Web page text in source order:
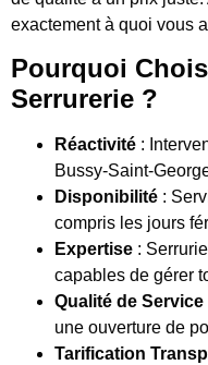
exactement à quoi vous
Pourquoi
Serrurerie ?
Réactivité :
Bussy-Saint-
Disponibilité :
compris les jours
Expertise :
capables de gérer
Qualité de Service
une ouverture de
Tarification